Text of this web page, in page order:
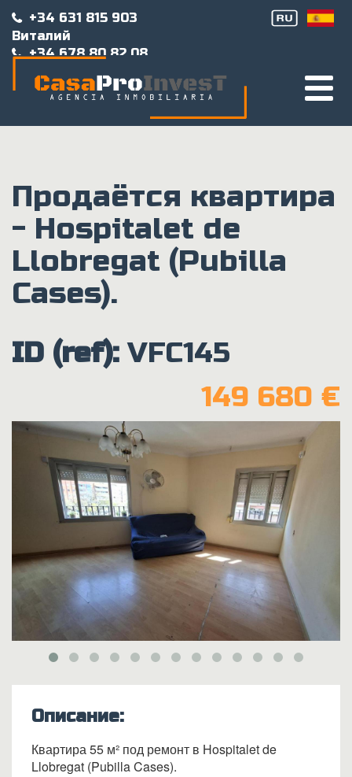
Перейти к основному содержанию
+34 631 815 903
Виталий
+34 678 80 82 08
+34 930 378 243
Продаётся квартира
- Hospitalet de
Llobregat (Pubilla
Cases).
ID (ref):VFC145
149 680 €
Описание:
Квартира 55 м² под ремонт в Hospitalet de
Llobregat (Pubilla Cases).